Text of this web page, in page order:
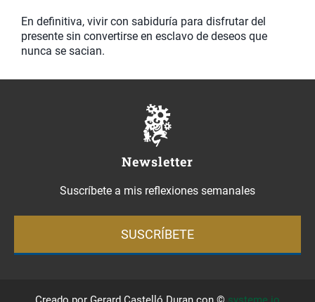
En definitiva, vivir con sabiduría para disfrutar del
presente sin convertirse en esclavo de deseos que
nunca se sacian.
Newsletter
Suscríbete a mis reflexiones semanales
SUSCRÍBETE